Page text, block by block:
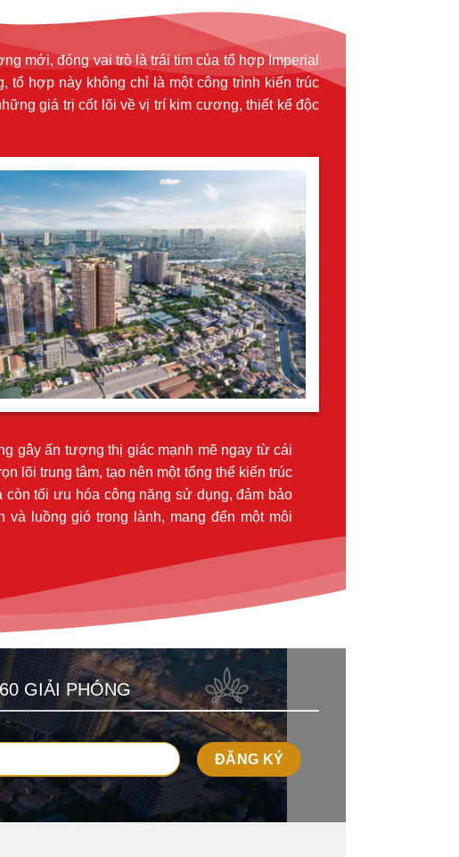
mới, đóng vai trò là trái tim của tổ hợp Imperial
tổ hợp này không chỉ là một công trình kiến trúc
giá trị cốt lõi về vị trí kim cương, thiết kế độc
gây ấn tượng thị giác mạnh mẽ ngay từ cái
lõi trung tâm, tạo nên một tổng thể kiến trúc
tối ưu hóa công năng sử dụng, đảm bảo
luồng gió trong lành, mang đến một môi
GIẢI PHÓNG